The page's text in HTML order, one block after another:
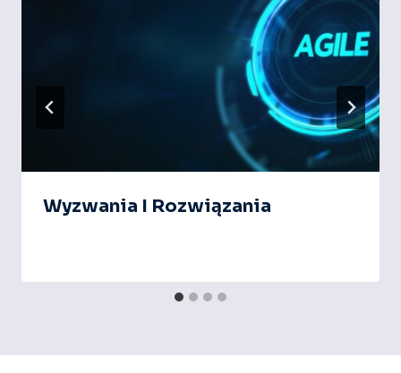
Wyzwania I Rozwiązania